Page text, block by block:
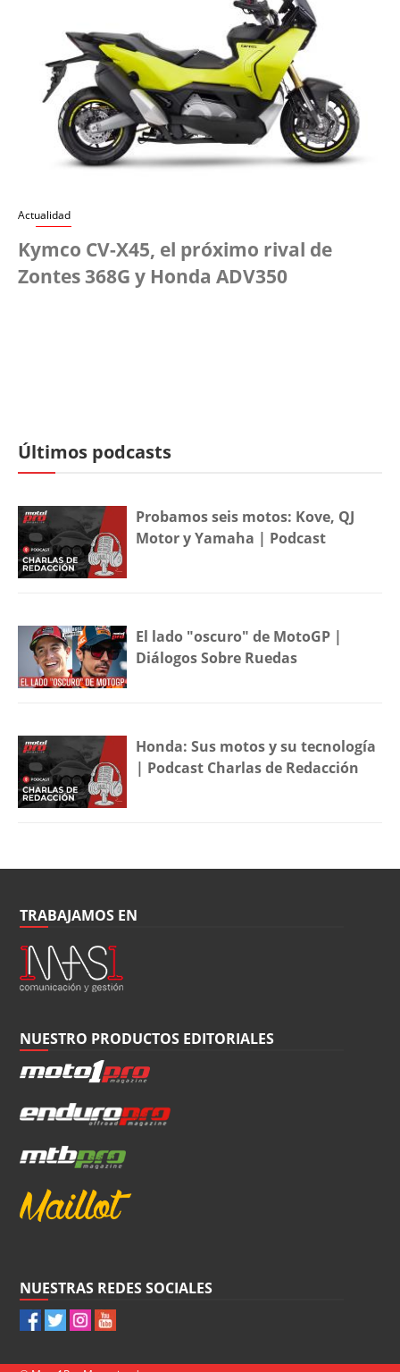
Actualidad
Kymco CV-X45, el próximo rival de
Zontes 368G y Honda ADV350
Últimos podcasts
Probamos seis motos: Kove, QJ
Motor y Yamaha | Podcast
El lado "oscuro" de MotoGP |
Diálogos Sobre Ruedas
Honda: Sus motos y su tecnología
| Podcast Charlas de Redacción
TRABAJAMOS EN
NUESTRO PRODUCTOS EDITORIALES
NUESTRAS REDES SOCIALES